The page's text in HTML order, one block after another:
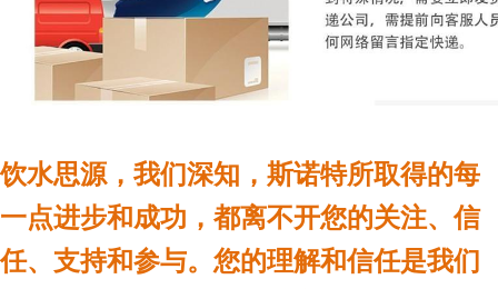
饮水思源，我们深知，斯诺特所取得的每
一点进步和成功，都离不开您的关注、信
任、支持和参与。您的理解和信任是我们